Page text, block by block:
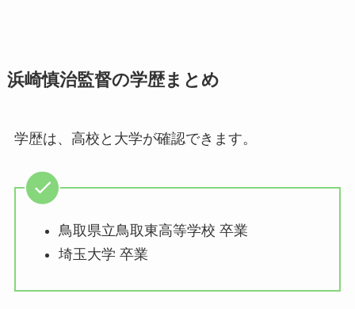
浜崎慎治監督の学歴まとめ
学歴は、高校と大学が確認できます。
鳥取県立鳥取東高等学校 卒業
埼玉大学 卒業